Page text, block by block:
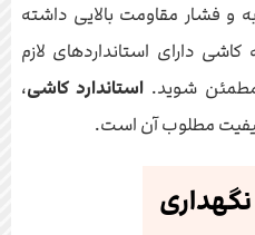
و فشار مقاومت بالایی داشته
دارای استانداردهای لازم
شوید. استاندارد کاشی،
مطلوب آن است.